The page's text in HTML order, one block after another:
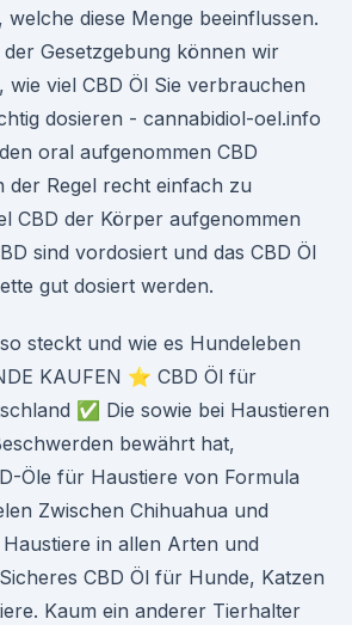
diese Menge beeinflussen.
Gesetzgebung können wir
wie viel CBD Öl Sie verbrauchen
dosieren - cannabidiol-oel.info
oral aufgenommen CBD
der Regel recht einfach zu
CBD der Körper aufgenommen
sind vordosiert und das CBD Öl
gut dosiert werden.
steckt und wie es Hundeleben
KAUFEN ⭐ CBD Öl für
✅ Die sowie bei Haustieren
bewährt hat,
Öle für Haustiere von Formula
Zwischen Chihuahua und
in allen Arten und
CBD Öl für Hunde, Katzen
Kaum ein anderer Tierhalter